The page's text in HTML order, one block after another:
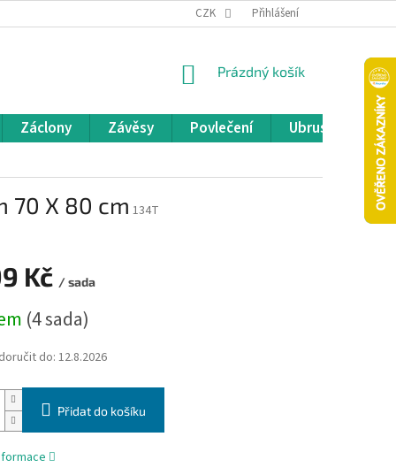
OBCHODNÍ PODMÍNKY
CZK Přihlášení
NÁKUPNÍ
Prázdný košík
Záclony Závěsy Povlečení Ubrusy
70 X 80 cm 134T
Kč / sada
(4 sada)
do: 12.8.2026
Přidat do košíku